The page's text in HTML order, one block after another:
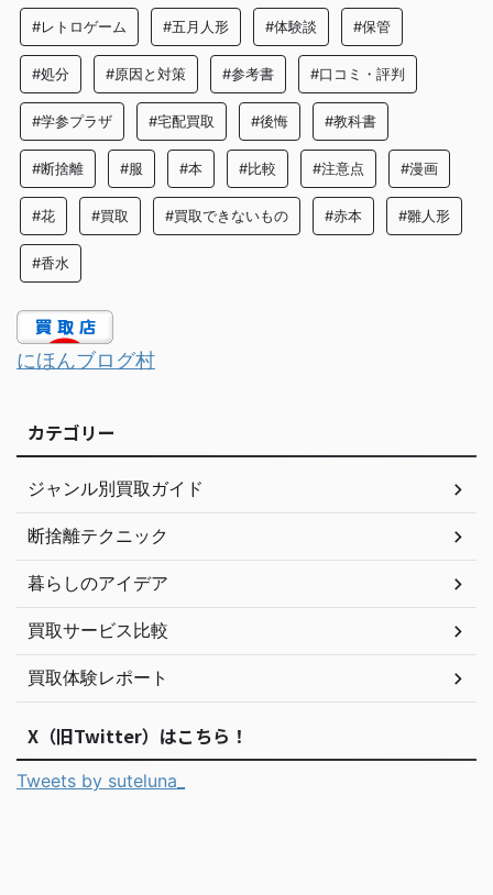
#レトロゲーム #五月人形 #体験談 #保管
#処分 #原因と対策 #参考書 #口コミ・評判
#学参プラザ #宅配買取 #後悔 #教科書
#断捨離 #服 #本 #比較 #注意点 #漫画
#花 #買取 #買取できないもの #赤本 #雛人形
#香水
にほんブログ村
カテゴリー
ジャンル別買取ガイド
断捨離テクニック
暮らしのアイデア
買取サービス比較
買取体験レポート
X（旧Twitter）はこちら！
Tweets by suteluna_